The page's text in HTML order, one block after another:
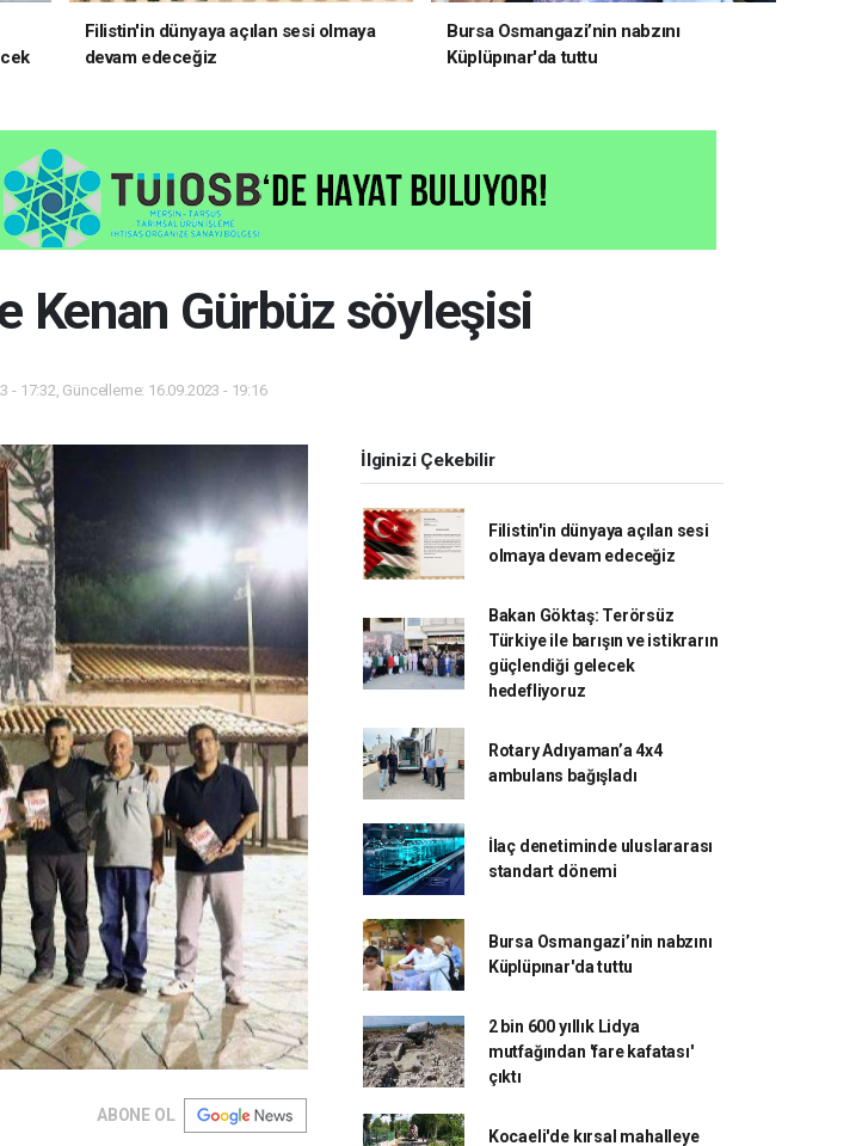
Filistin'in dünyaya açılan sesi olmaya
devam edeceğiz
Bursa Osmangazi’nin nabzını
Küplüpınar'da tuttu
Kenan Gürbüz söyleşisi
- 17:32, Güncelleme: 16.09.2023 - 19:16
ABONE OL
İlginizi Çekebilir
Filistin'in dünyaya açılan sesi
olmaya devam edeceğiz
Bakan Göktaş: Terörsüz
Türkiye ile barışın ve istikrarın
güçlendiği gelecek
hedefliyoruz
Rotary Adıyaman’a 4x4
ambulans bağışladı
İlaç denetiminde uluslararası
standart dönemi
Bursa Osmangazi’nin nabzını
Küplüpınar'da tuttu
2 bin 600 yıllık Lidya
mutfağından 'fare kafatası'
çıktı
Kocaeli'de kırsal mahalleye